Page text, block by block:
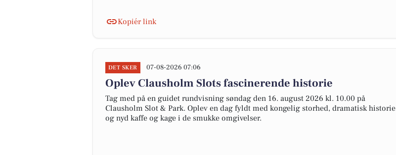
Kopiér link
DET SKER 07-08-2026 07:06
Oplev Clausholm Slots fascinerende historie
Tag med på en guidet rundvisning søndag den 16. august 2026 kl. 10.00 på
Clausholm Slot & Park. Oplev en dag fyldt med kongelig storhed, dramatisk historie
og nyd kaffe og kage i de smukke omgivelser.